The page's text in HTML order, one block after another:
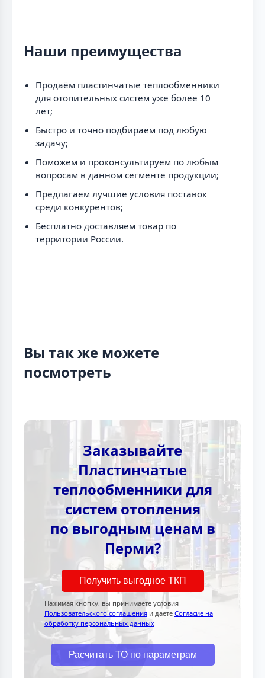
Наши преимущества
Продаём пластинчатые теплообменники
для отопительных систем уже более 10
лет;
Быстро и точно подбираем под любую
задачу;
Поможем и проконсультируем по любым
вопросам в данном сегменте продукции;
Предлагаем лучшие условия поставок
среди конкурентов;
Бесплатно доставляем товар по
территории России.
Вы так же можете
посмотреть
Заказывайте
Пластинчатые
теплообменники для
систем отопления
по выгодным ценам в
Перми?
Получить выгодное ТКП
Нажимая кнопку, вы принимаете условия
Пользовательского соглашения и даете Согласие на
обработку персональных данных
Расчитать ТО по параметрам